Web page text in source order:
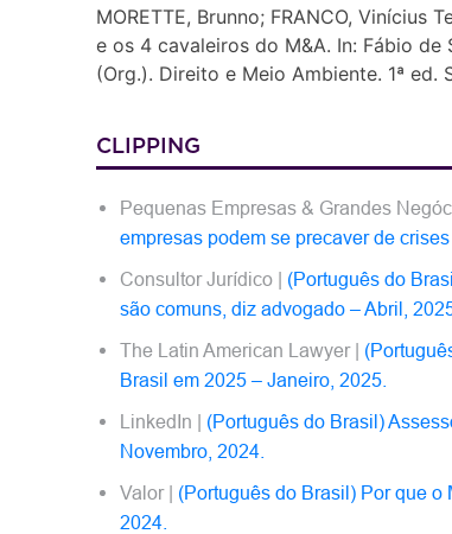
MORETTE, Brunno; FRANCO, Vinícius
e os 4 cavaleiros do M&A. In: Fábio de
(Org.). Direito e Meio Ambiente. 1ª ed.
CLIPPING
Pequenas Empresas & Grandes
empresas podem se precaver de
Consultor Jurídico | (Português do
são comuns, diz advogado – Abril,
The Latin American Lawyer |
Brasil em 2025 – Janeiro, 2025.
LinkedIn | (Português do Brasil)
Novembro, 2024.
Valor | (Português do Brasil) Por que o
2024.